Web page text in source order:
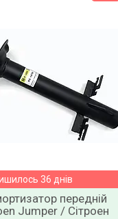
36 днів
передній
Jumper / Сітроен